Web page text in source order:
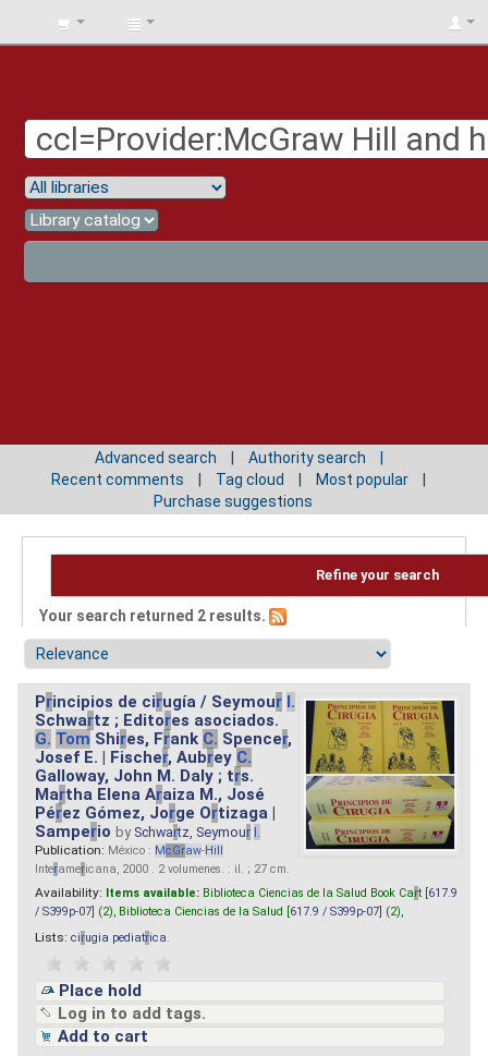
BIBLIOTECA
Advanced search
Authority search
Recent comments
Tag cloud
Most popular
Purchase suggestions
Refine your search
Your search returned 2 results.
Principios de cirugía / Seymour I.
Schwartz ; Editores asociados.
G. Tom Shires, Frank C. Spencer,
Josef E. | Fischer, Aubrey C.
Galloway, John M. Daly ; trs.
Martha Elena Araiza M., José
Pérez Gómez, Jorge Ortizaga |
Samperio by Schwartz, Seymour I.
Publication: México : McGraw-Hill
Interamericana, 2000 . 2 volumenes. : il. ; 27 cm.
Availability: Items available: Biblioteca Ciencias de la Salud Book Cart [ 617.9
/ S399p-07 ] (2), Biblioteca Ciencias de la Salud [ 617.9 / S399p-07 ] (2),
Lists: cirugia pediatrica
Place hold
Log in to add tags.
Add to cart